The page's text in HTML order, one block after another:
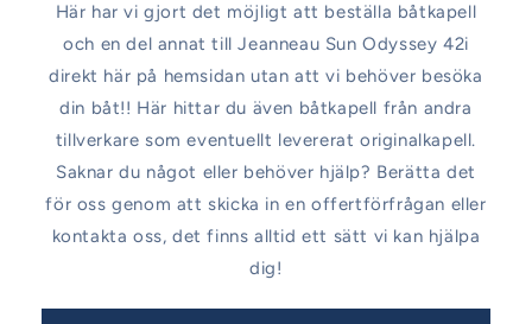
Här har vi gjort det möjligt att beställa båtkapell
och en del annat till Jeanneau Sun Odyssey 42i
direkt här på hemsidan utan att vi behöver besöka
din båt!! Här hittar du även båtkapell från andra
tillverkare som eventuellt levererat originalkapell.
Saknar du något eller behöver hjälp? Berätta det
för oss genom att skicka in en offertförfrågan eller
kontakta oss, det finns alltid ett sätt vi kan hjälpa
dig!